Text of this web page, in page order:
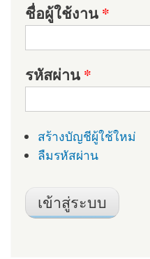
ชื่อผู้ใช้งาน*
รหัสผ่าน*
สร้างบัญชีผู้ใช้ใหม่
ลืมรหัสผ่าน